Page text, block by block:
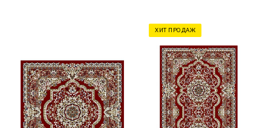
ХИТ ПРОДАЖ